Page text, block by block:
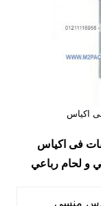
اكياس
فى اكياس